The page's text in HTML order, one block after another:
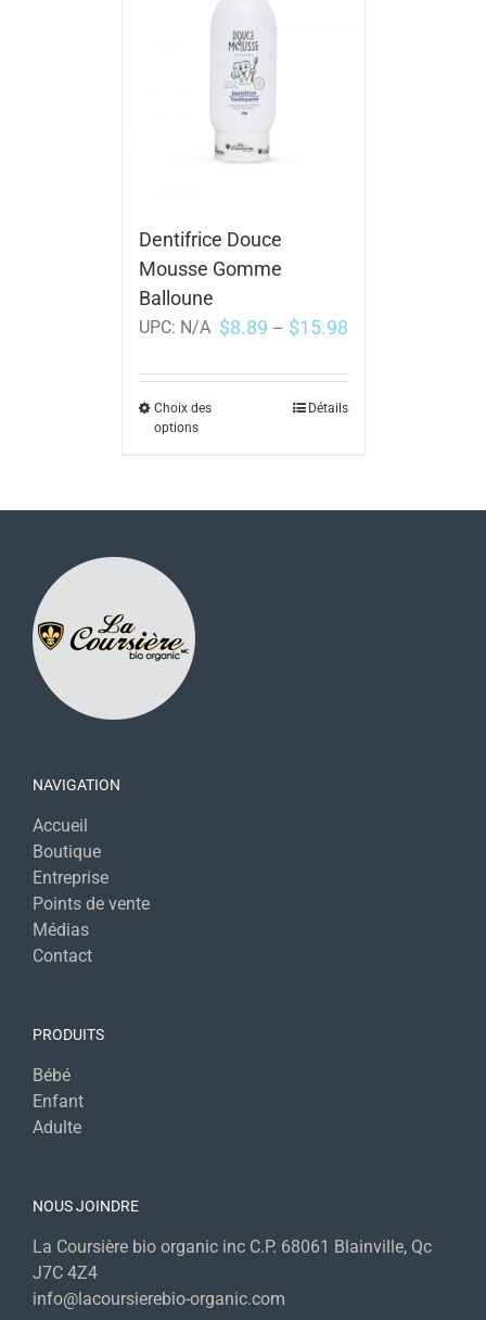
Dentifrice Douce
Mousse Gomme
Balloune
UPC: N/A $8.89 – $15.98
Choix des
options
Détails
NAVIGATION
Accueil
Boutique
Entreprise
Points de vente
Médias
Contact
PRODUITS
Bébé
Enfant
Adulte
NOUS JOINDRE
La Coursière bio organic inc C.P. 68061 Blainville, Qc
J7C 4Z4
info@lacoursierebio-organic.com